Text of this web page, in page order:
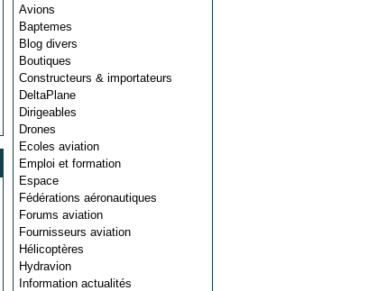
Avions
Baptemes
Blog divers
Boutiques
Constructeurs & importateurs
DeltaPlane
Dirigeables
Drones
Ecoles aviation
Emploi et formation
Espace
Fédérations aéronautiques
Forums aviation
Fournisseurs aviation
Hélicoptères
Hydravion
Information actualités